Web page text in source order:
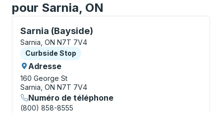
pour Sarnia, ON
Sarnia (Bayside)
Curbside Stop, utilisez les touches fléchées ou la
Sarnia, ON N7T 7V4
Curbside Stop
Curbside Stop
Adresse
160 George St
Sarnia, ON N7T 7V4
Numéro de téléphone
(800) 858-8555